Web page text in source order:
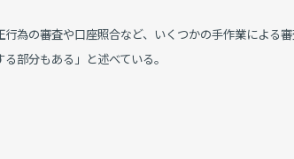
為の審査や口座照合など、いくつかの手作業による
部分もある」と述べている。